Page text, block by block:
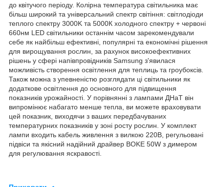
до квітучого періоду. Колірна температура світильника має
більш широкий та універсальний спектр світіння: світлодіоди
теплого спектру 3000K та 5000К холодного спектру + червоні
660нм LED світильники останнім часом зарекомендували
себе як найбільш ефективні, популярні та економічні рішення
для вирощування рослин, за рахунок високоефективних
рішень у сфері напівпровідників Samsung з'явилася
можливість створення освітлення для теплиць та гроубоксів.
Також можна з упевненістю розглядати ці світильники як
додаткове освітлення до основного для підвищення
показників урожайності. У порівнянні з лампами ДНаТ він
випромінює набагато менше тепла, ви можете враховувати
цей показник, виходячи з ваших передбачуваних
температурних показників у зоні росту рослин. У комплект
лампи входить кабель живлення з вилкою 220В, регульовані
підвіси та якісний надійний драйвер BOKE 50W з димером
для регулювання яскравості.